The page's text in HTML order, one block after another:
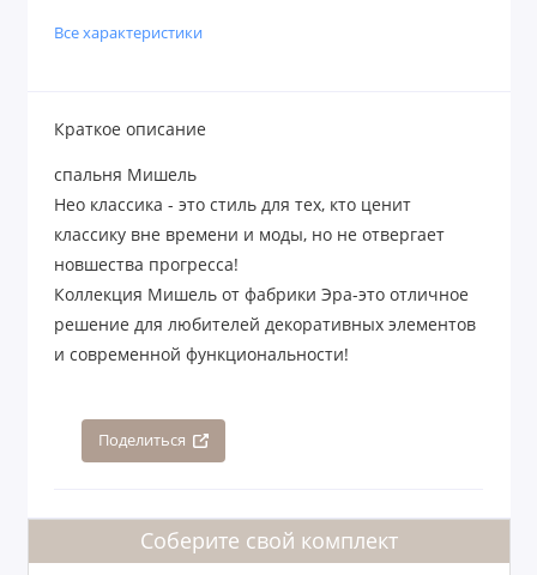
Все характеристики
Краткое описание
спальня Мишель
Нео классика - это стиль для тех, кто ценит
классику вне времени и моды, но не отвергает
новшества прогресса!
Коллекция Мишель от фабрики Эра-это отличное
решение для любителей декоративных элементов
и современной функциональности!
Поделиться
Соберите свой комплект